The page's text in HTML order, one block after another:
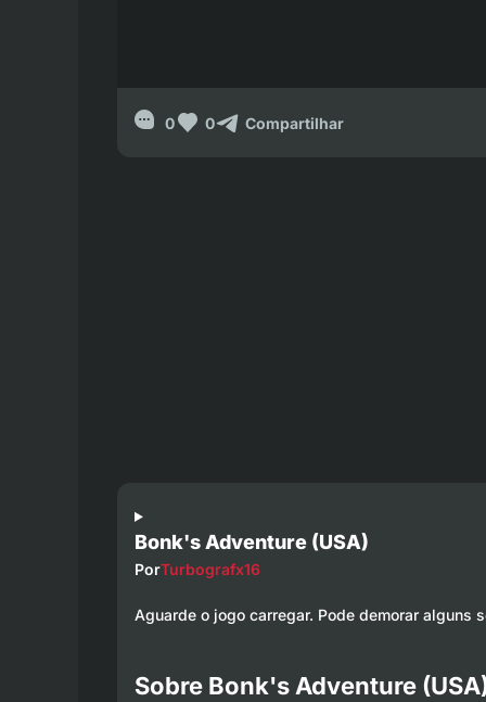
0 0 Compartilhar
Bonk's Adventure (USA)
PorTurbografx16
Aguarde o jogo carregar. Pode demorar alguns
Sobre Bonk's Adventure